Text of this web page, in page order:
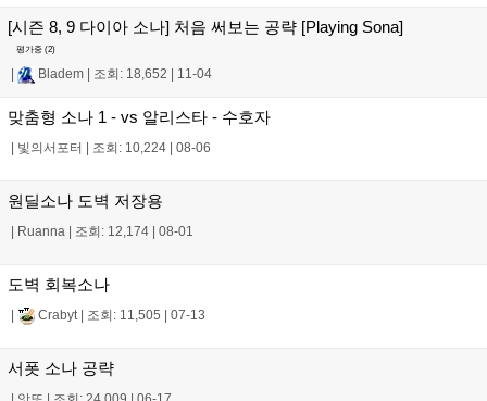
[시즌 8, 9 다이아 소나] 처음 써보는 공략 [Playing Sona]
평가중 (2)
Bladem 조회: 18,652 11-04
맞춤형 소나 1 - vs 알리스타 - 수호자
빛의서포터 조회: 10,224 08-06
원딜소나 도벽 저장용
Ruanna 조회: 12,174 08-01
도벽 회복소나
Crabyt| 조회: 11,505 07-13
서폿 소나 공략